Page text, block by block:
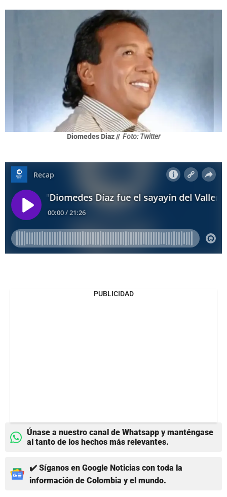
Diomedes Diaz // Foto: Twitter
PUBLICIDAD
Únase a nuestro canal de Whatsapp y manténgase
al tanto de los hechos más relevantes.
✔️ Síganos en Google Noticias con toda la
información de Colombia y el mundo.